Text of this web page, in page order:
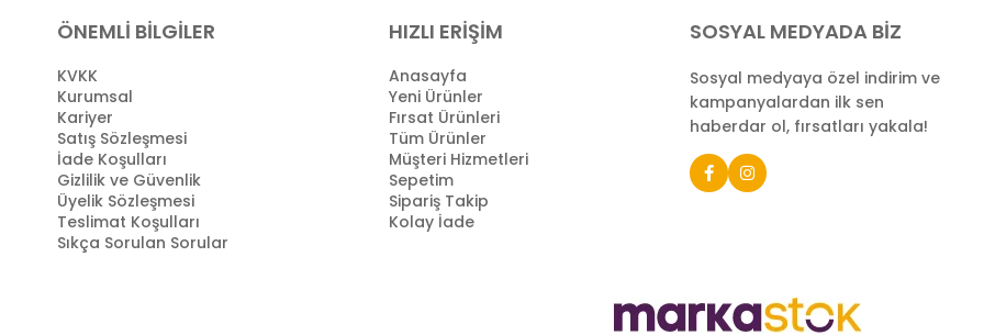
ÖNEMLİ BİLGİLER
KVKK
Kurumsal
Kariyer
Satış Sözleşmesi
İade Koşulları
Gizlilik ve Güvenlik
Üyelik Sözleşmesi
Teslimat Koşulları
Sıkça Sorulan Sorular
HIZLI ERİŞİM
Anasayfa
Yeni Ürünler
Fırsat Ürünleri
Tüm Ürünler
Müşteri Hizmetleri
Sepetim
Sipariş Takip
Kolay İade
SOSYAL MEDYADA BİZ
Sosyal medyaya özel indirim ve
kampanyalardan ilk sen
haberdar ol, fırsatları yakala!